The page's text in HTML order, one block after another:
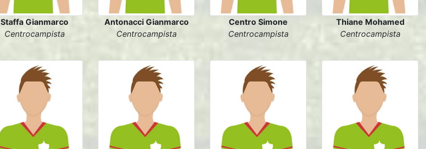
Staffa Gianmarco
Centrocampista
Antonacci Gianmarco
Centrocampista
Centro Simone
Centrocampista
Thiane Mohamed
Centrocampista